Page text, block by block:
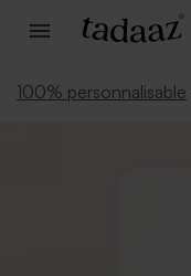
100% personnalisable